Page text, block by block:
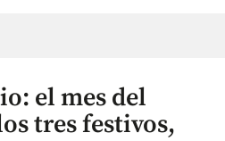
el mes del
tres festivos,